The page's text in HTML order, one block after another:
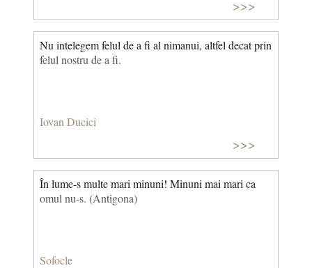
>>>
Nu intelegem felul de a fi al nimanui, altfel decat prin
felul nostru de a fi.
Iovan Ducici
>>>
În lume-s multe mari minuni! Minuni mai mari ca
omul nu-s. (Antigona)
Sofocle